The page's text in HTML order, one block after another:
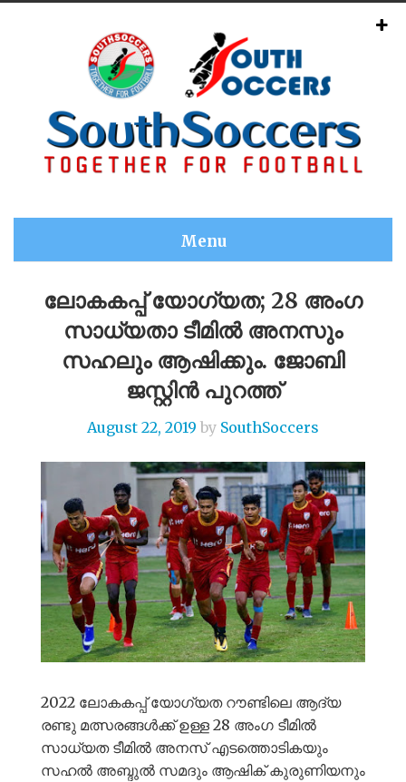
Menu
ലോകകപ്പ് യോഗ്യത; 28 അംഗ
സാധ്യതാ ടീമിൽ അനസും
സഹലും ആഷിക്കും. ജോബി
ജസ്റ്റിൻ പുറത്ത്
August 22, 2019 by SouthSoccers
2022 ലോകകപ്പ് യോഗ്യത റൗണ്ടിലെ ആദ്യ
രണ്ടു മത്സരങ്ങൾക്ക് ഉള്ള 28 അംഗ ടീമിൽ
സാധ്യത ടീമിൽ അനസ് എടത്തൊടികയും
സഹൽ അബ്ദുൽ സമദും ആഷിക് കുരുണിയനും